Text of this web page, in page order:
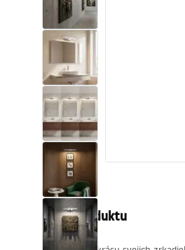
Vaňa so zástenou
Batérie
Sprchy
Kuchyňa
Kúpeľňové doplnky a
Popis produktu